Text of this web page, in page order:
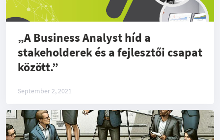
„A Business Analyst híd a
stakeholderek és a fejlesztői csapat
között.”
September 2, 2021